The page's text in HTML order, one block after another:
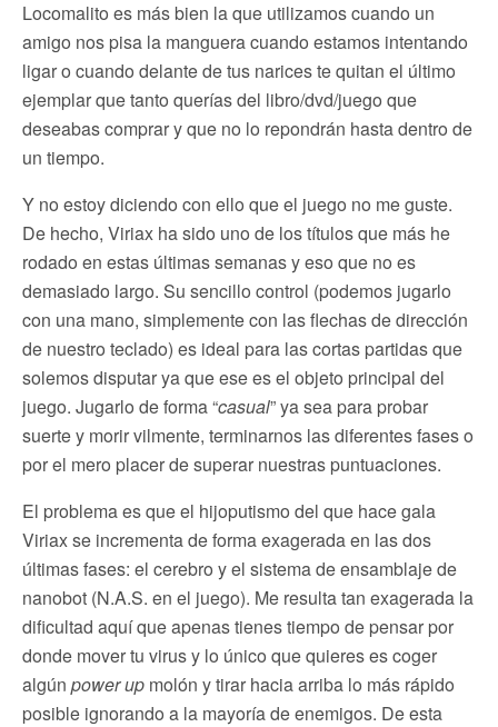
Locomalito es más bien la que utilizamos cuando un
amigo nos pisa la manguera cuando estamos intentando
ligar o cuando delante de tus narices te quitan el último
ejemplar que tanto querías del libro/dvd/juego que
deseabas comprar y que no lo repondrán hasta dentro de
un tiempo.
Y no estoy diciendo con ello que el juego no me guste.
De hecho, Viriax ha sido uno de los títulos que más he
rodado en estas últimas semanas y eso que no es
demasiado largo. Su sencillo control (podemos jugarlo
con una mano, simplemente con las flechas de dirección
de nuestro teclado) es ideal para las cortas partidas que
solemos disputar ya que ese es el objeto principal del
juego. Jugarlo de forma “casual” ya sea para probar
suerte y morir vilmente, terminarnos las diferentes fases o
por el mero placer de superar nuestras puntuaciones.
El problema es que el hijoputismo del que hace gala
Viriax se incrementa de forma exagerada en las dos
últimas fases: el cerebro y el sistema de ensamblaje de
nanobot (N.A.S. en el juego). Me resulta tan exagerada la
dificultad aquí que apenas tienes tiempo de pensar por
donde mover tu virus y lo único que quieres es coger
algún power up molón y tirar hacia arriba lo más rápido
posible ignorando a la mayoría de enemigos. De esta